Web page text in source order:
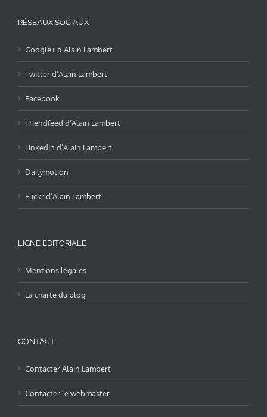
RÉSEAUX SOCIAUX
Google+ d’Alain Lambert
Twitter d’Alain Lambert
Facebook
Friendfeed d’Alain Lambert
LinkedIn d’Alain Lambert
Dailymotion
Flickr d’Alain Lambert
LIGNE ÉDITORIALE
Mentions légales
La charte du blog
CONTACT
Contacter Alain Lambert
Contacter le webmaster